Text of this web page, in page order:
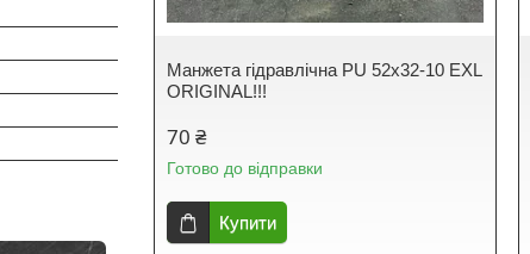
Манжета гідравлічна PU 52х32-10 EXL
ORIGINAL!!!
70 ₴
Готово до відправки
Купити